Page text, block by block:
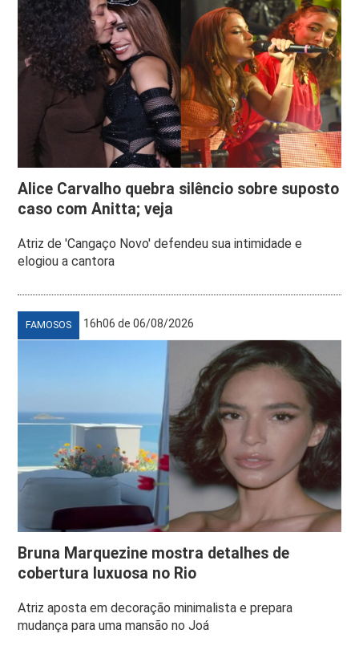
Alice Carvalho quebra silêncio sobre suposto
caso com Anitta; veja
Atriz de 'Cangaço Novo' defendeu sua intimidade e
elogiou a cantora
FAMOSOS 16h06 de 06/08/2026
Bruna Marquezine mostra detalhes de
cobertura luxuosa no Rio
Atriz aposta em decoração minimalista e prepara
mudança para uma mansão no Joá